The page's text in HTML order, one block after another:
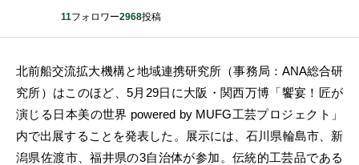
11フォロワー2968投稿
北前船交流拡大機構と地域連携研究所（事務局：ANA総合研
究所）はこのほど、5月29日に大阪・関西万博「饗宴！匠が
演じる日本美の世界 powered by MUFG工芸プロジェクト」
内で出展することを発表した。展示には、石川県輪島市、新
潟県佐渡市、福井県の3自治体が参加。伝統的工芸品である